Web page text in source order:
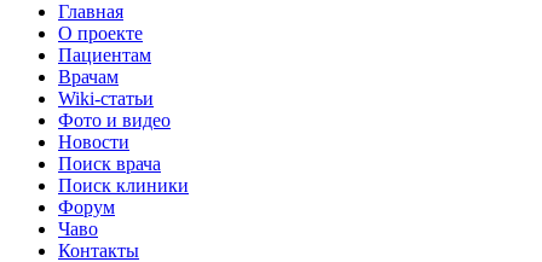
Главная
О проекте
Пациентам
Врачам
Wiki-статьи
Фото и видео
Новости
Поиск врача
Поиск клиники
Форум
Чаво
Контакты